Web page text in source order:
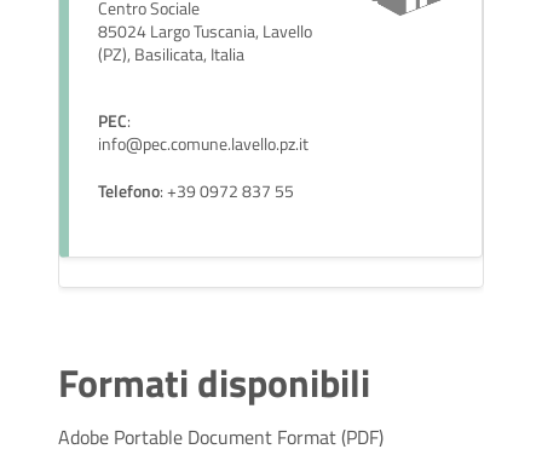
Centro Sociale
85024 Largo Tuscania, Lavello
(PZ), Basilicata, Italia
PEC:
info@pec.comune.lavello.pz.it
Telefono: +39 0972 837 55
Formati disponibili
Adobe Portable Document Format (PDF)